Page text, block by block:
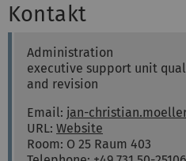
Kontakt
Jan-Christian
Administration
executive support unit
and revision
Email: jan-
URL: Website
Room: O 25 Raum 403